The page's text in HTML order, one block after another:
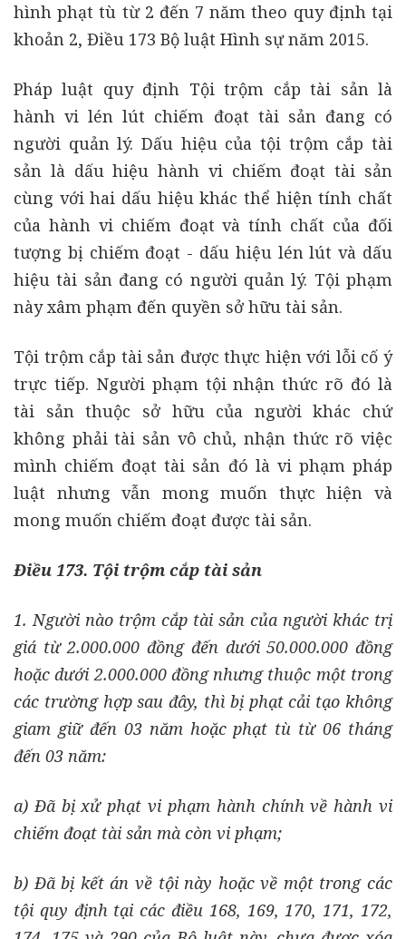
hình phạt tù từ 2 đến 7 năm theo quy định tại
khoản 2, Điều 173 Bộ luật Hình sự năm 2015.
Pháp luật quy định Tội trộm cắp tài sản là
hành vi lén lút chiếm đoạt tài sản đang có
người quản lý. Dấu hiệu của tội trộm cắp tài
sản là dấu hiệu hành vi chiếm đoạt tài sản
cùng với hai dấu hiệu khác thể hiện tính chất
của hành vi chiếm đoạt và tính chất của đối
tượng bị chiếm đoạt - dấu hiệu lén lút và dấu
hiệu tài sản đang có người quản lý. Tội phạm
này xâm phạm đến quyền sở hữu tài sản.
Tội trộm cắp tài sản được thực hiện với lỗi cố ý
trực tiếp. Người phạm tội nhận thức rõ đó là
tài sản thuộc sở hữu của người khác chứ
không phải tài sản vô chủ, nhận thức rõ việc
mình chiếm đoạt tài sản đó là vi phạm pháp
luật nhưng vẫn mong muốn thực hiện và
mong muốn chiếm đoạt được tài sản.
Điều 173. Tội trộm cắp tài sản
1. Người nào trộm cắp tài sản của người khác trị
giá từ 2.000.000 đồng đến dưới 50.000.000 đồng
hoặc dưới 2.000.000 đồng nhưng thuộc một trong
các trường hợp sau đây, thì bị phạt cải tạo không
giam giữ đến 03 năm hoặc phạt tù từ 06 tháng
đến 03 năm:
a) Đã bị xử phạt vi phạm hành chính về hành vi
chiếm đoạt tài sản mà còn vi phạm;
b) Đã bị kết án về tội này hoặc về một trong các
tội quy định tại các điều 168, 169, 170, 171, 172,